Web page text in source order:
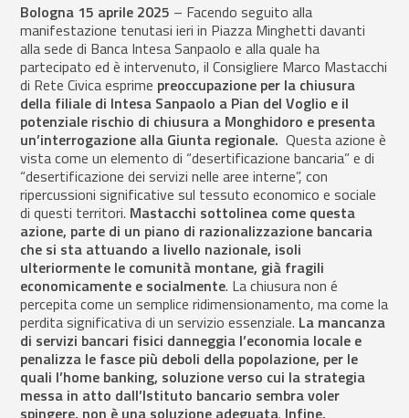
Bologna 15 aprile 2025 – Facendo seguito alla
manifestazione tenutasi ieri in Piazza Minghetti davanti
alla sede di Banca Intesa Sanpaolo e alla quale ha
partecipato ed è intervenuto, il Consigliere Marco Mastacchi
di Rete Civica esprime preoccupazione per la chiusura
della filiale di Intesa Sanpaolo a Pian del Voglio e il
potenziale rischio di chiusura a Monghidoro e presenta
un’interrogazione alla Giunta regionale.Questa azione è
vista come un elemento di “desertificazione bancaria” e di
“desertificazione dei servizi nelle aree interne”, con
ripercussioni significative sul tessuto economico e sociale
di questi territori. Mastacchi sottolinea come questa
azione, parte di un piano di razionalizzazione bancaria
che si sta attuando a livello nazionale, isoli
ulteriormente le comunità montane, già fragili
economicamente e socialmente. La chiusura non é
percepita come un semplice ridimensionamento, ma come la
perdita significativa di un servizio essenziale. La mancanza
di servizi bancari fisici danneggia l’economia locale e
penalizza le fasce più deboli della popolazione, per le
quali l’home banking, soluzione verso cui la strategia
messa in atto dall’Istituto bancario sembra voler
spingere, non è una soluzione adeguata. Infine,